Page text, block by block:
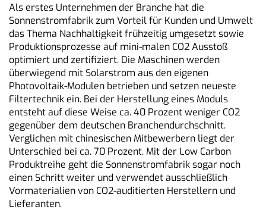
Als erstes Unternehmen der Branche hat die
Sonnenstromfabrik zum Vorteil für Kunden und Umwelt
das Thema Nachhaltigkeit frühzeitig umgesetzt sowie
Produktionsprozesse auf mini-malen CO2 Ausstoß
optimiert und zertifiziert. Die Maschinen werden
überwiegend mit Solarstrom aus den eigenen
Photovoltaik-Modulen betrieben und setzen neueste
Filtertechnik ein. Bei der Herstellung eines Moduls
entsteht auf diese Weise ca. 40 Prozent weniger CO2
gegenüber dem deutschen Branchendurchschnitt.
Verglichen mit chinesischen Mitbewerbern liegt der
Unterschied bei ca. 70 Prozent. Mit der Low Carbon
Produktreihe geht die Sonnenstromfabrik sogar noch
einen Schritt weiter und verwendet ausschließlich
Vormaterialien von CO2-auditierten Herstellern und
Lieferanten.